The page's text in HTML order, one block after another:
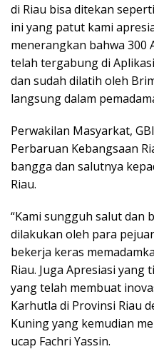
di Riau bisa ditekan
ini yang patut kami
menerangkan bahwa 300
telah tergabung di
dan sudah dilatih oleh
langsung dalam
Perwakilan Masyarkat,
Perbaruan Kebangsaan
bangga dan salutnya
Riau.
“Kami sungguh salut dan
dilakukan oleh para
bekerja keras
Riau. Juga Apresiasi yang
yang telah membuat
Karhutla di Provinsi Riau
Kuning yang kemudian
ucap Fachri Yassin.